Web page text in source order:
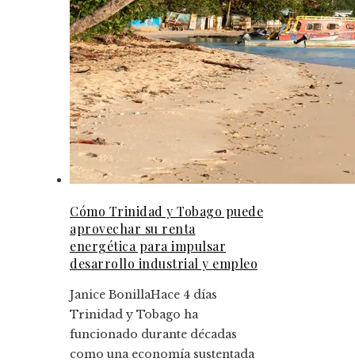
Cómo Trinidad y Tobago puede
aprovechar su renta
energética para impulsar
desarrollo industrial y empleo
Janice BonillaHace 4 días
Trinidad y Tobago ha
funcionado durante décadas
como una economía sustentada